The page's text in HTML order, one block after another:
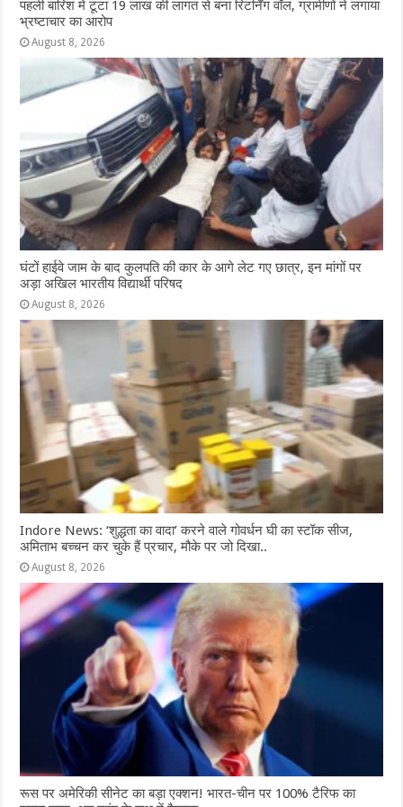
पहली बारिश में टूटा 19 लाख की लागत से बना रिटर्निंग वॉल, ग्रामीणों ने लगाया
भ्रष्टाचार का आरोप
August 8, 2026
घंटों हाईवे जाम के बाद कुलपति की कार के आगे लेट गए छात्र, इन मांगों पर
अड़ा अखिल भारतीय विद्यार्थी परिषद
August 8, 2026
Indore News: ‘शुद्धता का वादा’ करने वाले गोवर्धन घी का स्टॉक सीज,
अमिताभ बच्चन कर चुके हैं प्रचार, मौके पर जो दिखा..
August 8, 2026
रूस पर अमेरिकी सीनेट का बड़ा एक्शन! भारत-चीन पर 100% टैरिफ का